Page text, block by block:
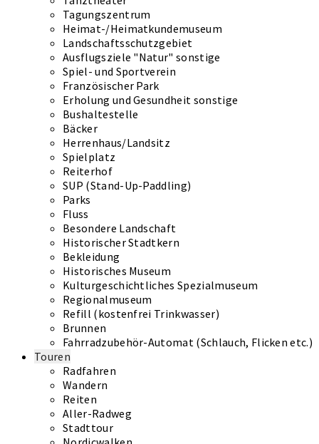
Tagungszentrum
Heimat-/Heimatkundemuseum
Landschaftsschutzgebiet
Ausflugsziele "Natur" sonstige
Spiel- und Sportverein
Französischer Park
Erholung und Gesundheit sonstige
Bushaltestelle
Bäcker
Herrenhaus/Landsitz
Spielplatz
Reiterhof
SUP (Stand-Up-Paddling)
Parks
Fluss
Besondere Landschaft
Historischer Stadtkern
Bekleidung
Historisches Museum
Kulturgeschichtliches Spezialmuseum
Regionalmuseum
Refill (kostenfrei Trinkwasser)
Brunnen
Fahrradzubehör-Automat (Schlauch, Flicken etc.)
Touren
Radfahren
Wandern
Reiten
Aller-Radweg
Stadttour